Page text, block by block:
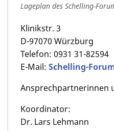
Lageplan des Schelling-
Klinikstr. 3
D-97070 Würzburg
Telefon: 0931 31-82594
E-Mail: Schelling-
Ansprechpartnerinnen
Koordinator:
Dr. Lars Lehmann